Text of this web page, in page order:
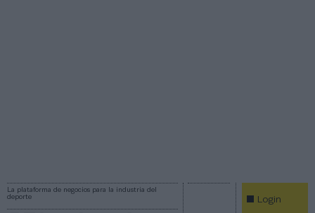
La plataforma de negocios para la industria del
deporte
Login